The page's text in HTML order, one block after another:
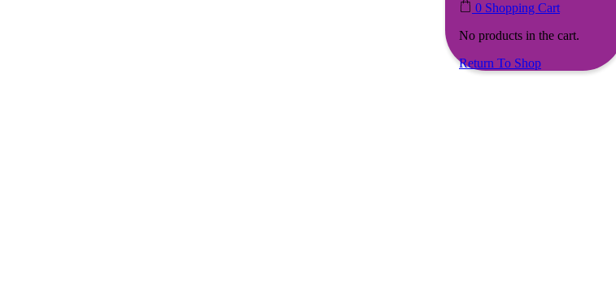
0 Shopping Cart
No products in the cart.
Return To Shop